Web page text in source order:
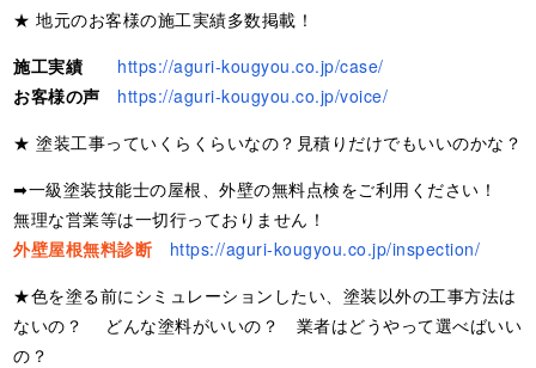
★ 地元のお客様の施工実績多数掲載！
施工実績
https://aguri-kougyou.co.jp/case/
お客様の声
https://aguri-kougyou.co.jp/voice/
★ 塗装工事っていくらくらいなの？見積りだけでもいいのかな？
➡一級塗装技能士の屋根、外壁の無料点検をご利用ください！
無理な営業等は一切行っておりません！
外壁屋根無料診断
https://aguri-kougyou.co.jp/inspection/
★色を塗る前にシミュレーションしたい、塗装以外の工事方法は
ないの？ どんな塗料がいいの？ 業者はどうやって選べばいい
の？